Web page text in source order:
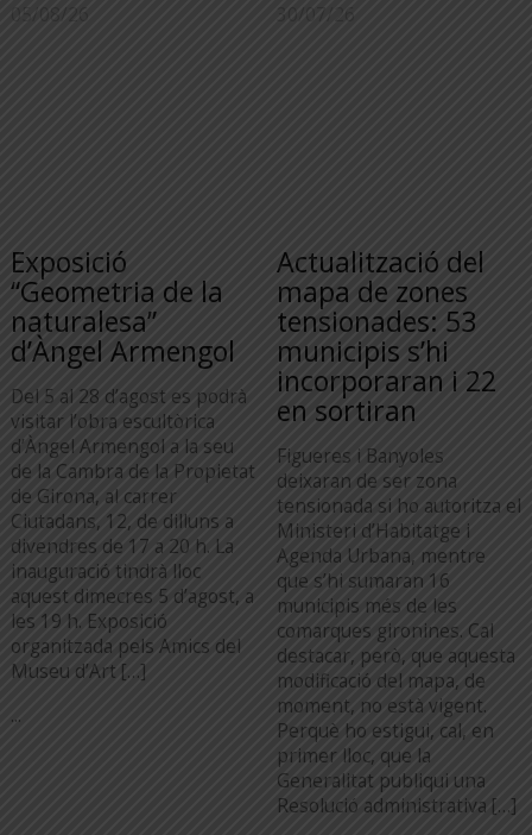
05/08/26
Exposició
“Geometria de la
naturalesa”
d’Àngel Armengol
Del 5 al 28 d’agost es podrà
visitar l’obra escultòrica
d’Àngel Armengol a la seu
de la Cambra de la Propietat
de Girona, al carrer
Ciutadans, 12, de dilluns a
divendres de 17 a 20 h. La
inauguració tindrà lloc
aquest dimecres 5 d’agost, a
les 19 h. Exposició
organitzada pels Amics del
Museu d’Art […]
...
30/07/26
Actualització del
mapa de zones
tensionades: 53
municipis s’hi
incorporaran i 22
en sortiran
Figueres i Banyoles
deixaran de ser zona
tensionada si ho autoritza el
Ministeri d’Habitatge i
Agenda Urbana, mentre
que s’hi sumaran 16
municipis més de les
comarques gironines. Cal
destacar, però, que aquesta
modificació del mapa, de
moment, no està vigent.
Perquè ho estigui, cal, en
primer lloc, que la
Generalitat publiqui una
Resolució administrativa […]